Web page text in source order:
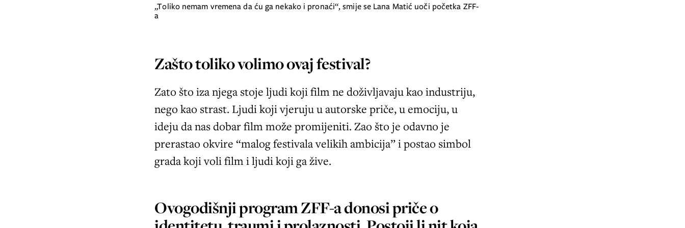
„Toliko nemam vremena da ću ga nekako i pronaći“, smije se Lana Matić uoči početka ZFF-
a
Zašto toliko volimo ovaj festival?
Zato što iza njega stoje ljudi koji film ne doživljavaju kao industriju,
nego kao strast. Ljudi koji vjeruju u autorske priče, u emociju, u
ideju da nas dobar film može promijeniti. Zao što je odavno je
prerastao okvire “malog festivala velikih ambicija” i postao simbol
grada koji voli film i ljudi koji ga žive.
Ovogodišnji program ZFF-a donosi priče o